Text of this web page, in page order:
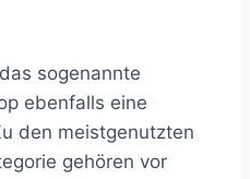
sogenannte
ebenfalls eine
den meistgenutzten
gehören vor